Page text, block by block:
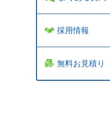
採用情報
無料お見積り